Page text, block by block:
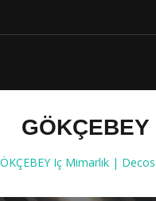
GÖKÇEBEY
Iç Mimarlık |